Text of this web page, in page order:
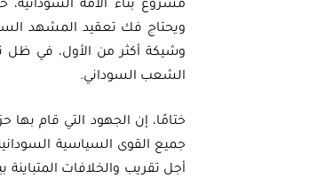
مشروع بناء الأمة
ويحتاج فك تعقيد المشهد
وشيكة أكثر من الأول، في ظل
الشعب السوداني.
ختامًا، إن الجهود التي قام
جميع القوى السياسية
أجل تقريب والخلافات المتباينة